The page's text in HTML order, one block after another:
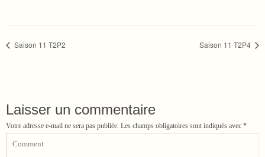
Saison 11 T2P2 Saison 11 T2P4
Laisser un commentaire
Votre adresse e-mail ne sera pas publiée. Les champs obligatoires sont indiqués avec *